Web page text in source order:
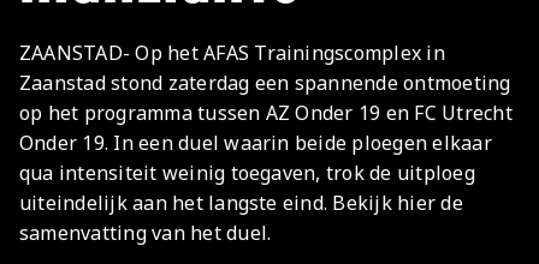
AZ
VROUWEN
JONG AZ
BUSINESS
TICKETS
AZ Business
Events
Losse tickets
Seizoenarrangement
Nieuws
Georg Kessler
Lounge
Skybox
Grand Café Van
Gaal
Exposure
Partnership
Meeting &
Events
Bestel je
seizoenkaart
NieuwsNIEUWS
Nieuws
Laatste
Nieuws
Teams
TEAMS
AZ 1
AZ
Seizoenkaart
AZ Vrouwen
AZ Vrouwen
Seizoenkaart
Jong AZ
Seizoenkaart
Onder 19
Jong AZ
Club & Fans
CLUB & FANS
Over ons
Historie
Prijzenkast
AFAS Stadion
Grand Café Van
Gaal
Lid worden
Evenementen
Over de
Vacatures
Jeugdopleiding
JEUGDOPLEIDING
Jeugdopleiding
Over de AZ
Jeugdopleiding
ZAANSTAD- Op het AFAS Trainingscomplex in
Zaanstad stond zaterdag een spannende ontmoeting
op het programma tussen AZ Onder 19 en FC Utrecht
Onder 19. In een duel waarin beide ploegen elkaar
qua intensiteit weinig toegaven, trok de uitploeg
uiteindelijk aan het langste eind. Bekijk hier de
samenvatting van het duel.